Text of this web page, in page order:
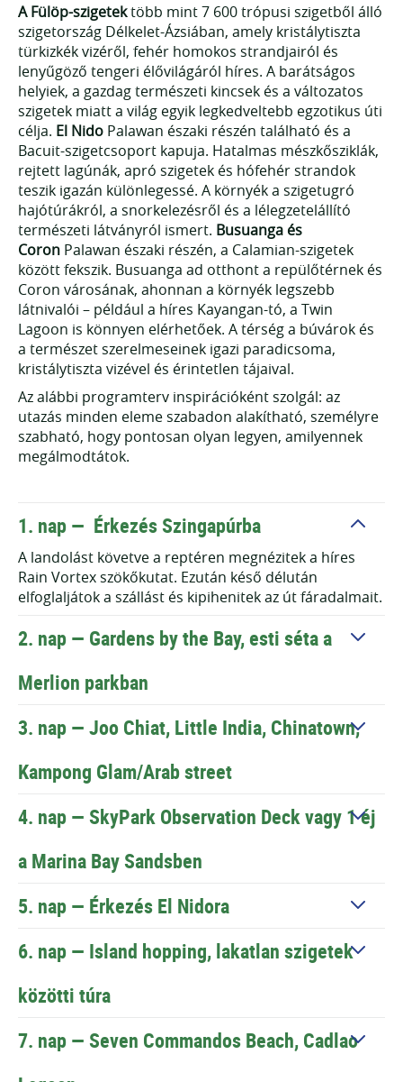
A Fülöp-szigetektöbb mint 7 600 trópusi szigetből álló
szigetország Délkelet-Ázsiában, amely kristálytiszta
türkizkék vizéről, fehér homokos strandjairól és
lenyűgöző tengeri élővilágáról híres. A barátságos
helyiek, a gazdag természeti kincsek és a változatos
szigetek miatt a világ egyik legkedveltebb egzotikus úti
célja. El Nido Palawan északi részén található és a
Bacuit-szigetcsoport kapuja. Hatalmas mészkősziklák,
rejtett lagúnák, apró szigetek és hófehér strandok
teszik igazán különlegessé. A környék a szigetugró
hajótúrákról, a snorkelezésről és a lélegzetelállító
természeti látványról ismert. Busuanga és
Coron Palawan északi részén, a Calamian-szigetek
között fekszik. Busuanga ad otthont a repülőtérnek és
Coron városának, ahonnan a környék legszebb
látnivalói – például a híres Kayangan-tó, a Twin
Lagoon is könnyen elérhetőek. A térség a búvárok és
a természet szerelmeseinek igazi paradicsoma,
kristálytiszta vizével és érintetlen tájaival.
Az alábbi programterv inspirációként szolgál: az
utazás minden eleme szabadon alakítható, személyre
szabható, hogy pontosan olyan legyen, amilyennek
megálmodtátok.
1. nap — Érkezés Szingapúrba
A landolást követve a reptéren megnézitek a híres
Rain Vortex szökőkutat. Ezután késő délután
elfoglaljátok a szállást és kipihenitek az út fáradalmait.
2. nap — Gardens by the Bay, esti séta a
Merlion parkban
3. nap — Joo Chiat, Little India, Chinatown,
Kampong Glam/Arab street
4. nap — SkyPark Observation Deck vagy 1 éj
a Marina Bay Sandsben
5. nap — Érkezés El Nidora
6. nap — Island hopping, lakatlan szigetek
közötti túra
7. nap — Seven Commandos Beach, Cadlao